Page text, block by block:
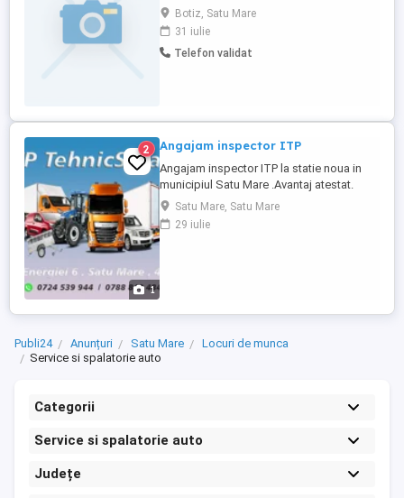
de muncă pe perioadă nedeterminată; Loc
de muncă stabil; Atelier modern,
echipamente profesionale și materiale de
calitate; Colectiv serios și respect
Botiz, Satu Mare
31 iulie
Telefon validat
1
2 Angajam inspector ITP
Angajam inspector ITP la statie noua in
municipiul Satu Mare .Avantaj atestat.
Satu Mare, Satu Mare
29 iulie
Publi24 Anunțuri Satu Mare
Locuri de munca
Service si spalatorie auto
Categorii
Service si spalatorie auto
Județe